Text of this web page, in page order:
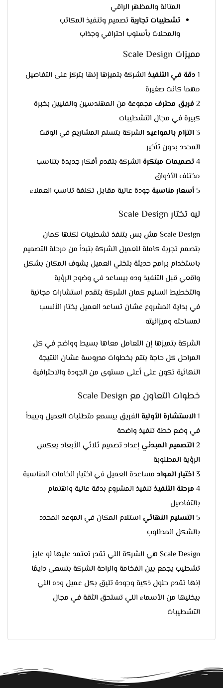
المتانة والمظهر الراقي
تشطيبات تجارية تصميم وتنفيذ المكاتب
والمحلات بأسلوب احترافي وجذاب
مميزات Scale Design
1 دقة في التنفيذ الشركة بتميزها إنها بتركز على التفاصيل
مهما كانت صغيرة
2 فريق محترف مجموعة من المهندسين والفنيين بخبرة
كبيرة في مجال التشطيبات
3التزام بالمواعيد الشركة بتسلم المشاريع في الوقت
المحدد بدون تأخير
4تصميمات مبتكرة الشركة بتقدم أفكار جديدة بتناسب
مختلف الأذواق
5أسعار مناسبة جودة عالية مقابل تكلفة تناسب العملاء
ليه تختار Scale Design
Scale Design مش بس بتنفذ تشطيبات لكنها كمان
بتصمم تجربة كاملة للعميل الشركة بتبدأ من مرحلة التصميم
باستخدام برامج حديثة بتخلي العميل يشوف المكان بشكل
واقعي قبل التنفيذ وده بيساعد في وضوح الرؤية
والتخطيط السليم كمان الشركة بتقدم استشارات مجانية
في بداية المشروع عشان تساعد العميل يختار الأنسب
لمساحته وميزانيته
الشركة بتميزها إن التعامل معاها بسيط وواضح في كل
المراحل كل حاجة بتتم بخطوات مدروسة عشان النتيجة
النهائية تكون على أعلى مستوى من الجودة والاحترافية
خطوات التعاون مع Scale Design
1الاستشارة الأولية الفريق بيسمع متطلبات العميل وبيبدأ
في وضع خطة تنفيذ واضحة
2التصميم المبدئي إعداد تصميم ثلاثي الأبعاد يعكس
الرؤية المطلوبة
3اختيار المواد مساعدة العميل في اختيار الخامات المناسبة
4مرحلة التنفيذ تنفيذ المشروع بدقة عالية واهتمام
بالتفاصيل
5التسليم النهائي استلام المكان في الموعد المحدد
بالشكل المطلوب
Scale Design هي الشركة اللي تقدر تعتمد عليها لو عايز
تشطيب يجمع بين الفخامة والراحة الشركة بتسعى دايمًا
إنها تقدم حلول ذكية وجودة تليق بكل عميل وده اللي
بيخليها من الأسماء اللي تستحق الثقة في مجال
التشطيبات